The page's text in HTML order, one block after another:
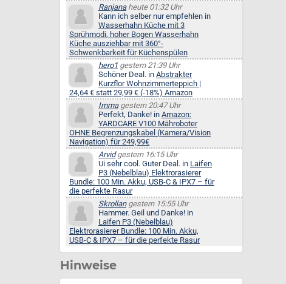
Ranjanaheute 01:32 Uhr
Kann ich selber nur empfehlen in
Wasserhahn Küche mit 3
Sprühmodi, hoher Bogen Wasserhahn
Küche ausziehbar mit 360°-
Schwenkbarkeit für Küchenspülen
hero1 gestern 21:39 Uhr
Schöner Deal. in Abstrakter
Kurzflor Wohnzimmerteppich |
24,64 € statt 29,99 € (-18%) Amazon
Immagestern 20:47 Uhr
Perfekt, Danke! in Amazon:
YARDCARE V100 Mähroboter
OHNE Begrenzungskabel (Kamera/Vision
Navigation) für 249,99€
Arvidgestern 16:15 Uhr
Ui sehr cool. Guter Deal. in Laifen
P3 (Nebelblau) Elektrorasierer
Bundle: 100 Min. Akku, USB-C & IPX7 – für
die perfekte Rasur
Skrollangestern 15:55 Uhr
Hammer. Geil und Danke! in
Laifen P3 (Nebelblau)
Elektrorasierer Bundle: 100 Min. Akku,
USB-C & IPX7 – für die perfekte Rasur
Hinweise